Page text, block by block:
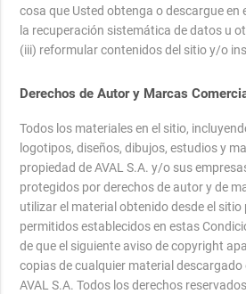
cosa que Usted obtenga o descargue en
la recuperación sistemática de datos u
(iii) reformular contenidos del sitio y/o
Derechos de Autor y Marcas
Todos los materiales en el sitio,
logotipos, diseños, dibujos, estudios y
propiedad de AVAL S.A. y/o sus
protegidos por derechos de autor y de
utilizar el material obtenido desde el sitio
permitidos establecidos en estas
de que el siguiente aviso de copyright
copias de cualquier material
AVAL S.A. Todos los derechos